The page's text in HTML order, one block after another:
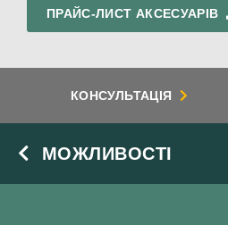
ПРАЙС-ЛИСТ АКСЕСУАРІВ
КОНСУЛЬТАЦІЯ
МОЖЛИВОСТІ